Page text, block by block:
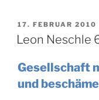
47“
VERÖFFENTLICHT
AM
17. FEBRUAR 2010
Leon Neschle
Gesellschaft
und